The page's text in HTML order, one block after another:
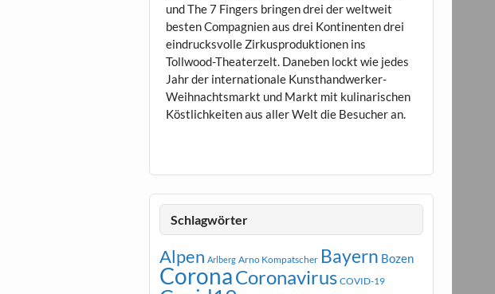
und The 7 Fingers bringen drei der weltweit
besten Compagnien aus drei Kontinenten drei
eindrucksvolle Zirkusproduktionen ins
Tollwood-Theaterzelt. Daneben lockt wie jedes
Jahr der internationale Kunsthandwerker-
Weihnachtsmarkt und Markt mit kulinarischen
Köstlichkeiten aus aller Welt die Besucher an.
Schlagwörter
Alpen Arlberg Arno Kompatscher Bayern Bozen
CoronaCoronavirus COVID-19